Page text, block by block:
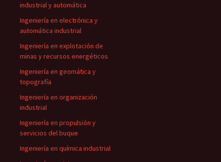
industrial y automática
Ingeniería en electrónica y
automática industrial
Ingeniería en explotación de
minas y recursos energéticos
Ingeniería en geomática y
topografía
Ingeniería en organización
industrial
Ingeniería en propulsión y
servicios del buque
Ingeniería en química industrial